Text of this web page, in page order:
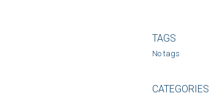
TAGS
No tags
CATEGORIES